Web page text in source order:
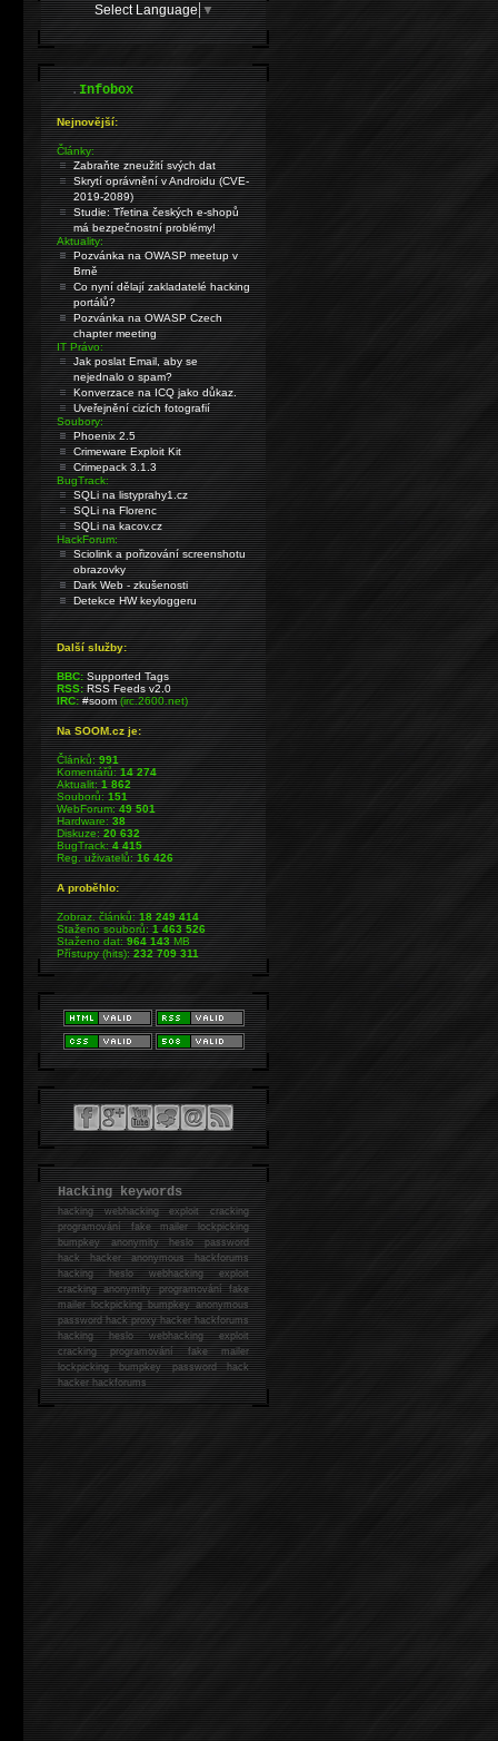
Select Language ▼
.Infobox
Nejnovější:
Články:
Zabraňte zneužití svých dat
Skrytí oprávnění v Androidu (CVE-
2019-2089)
Studie: Třetina českých e-shopů
má bezpečnostní problémy!
Aktuality:
Pozvánka na OWASP meetup v
Brně
Co nyní dělají zakladatelé hacking
portálů?
Pozvánka na OWASP Czech
chapter meeting
IT Právo:
Jak poslat Email, aby se
nejednalo o spam?
Konverzace na ICQ jako důkaz.
Uveřejnění cizích fotografií
Soubory:
Phoenix 2.5
Crimeware Exploit Kit
Crimepack 3.1.3
BugTrack:
SQLi na listyprahy1.cz
SQLi na Florenc
SQLi na kacov.cz
HackForum:
Sciolink a pořizování screenshotu
obrazovky
Dark Web - zkušenosti
Detekce HW keyloggeru
Další služby:
BBC: Supported Tags
RSS: RSS Feeds v2.0
IRC: #soom(irc.2600.net)
Na SOOM.cz je:
Článků:991
Komentářů:14 274
Aktualit:1 862
Souborů:151
WebForum:49 501
Hardware:38
Diskuze:20 632
BugTrack:4 415
Reg. uživatelů:16 426
A proběhlo:
Zobraz. článků:18 249 414
Staženo souborů:1 463 526
Staženo dat:964 143MB
Přístupy (hits):232 709 311
Hacking keywords
hackingwebhacking exploit cracking
programování fake mailer lockpicking
bumpkey anonymity heslo password
hackhacker anonymous hackforums
hackingheslo webhacking exploit
cracking anonymity programování fake
mailer lockpicking bumpkey anonymous
password hack proxy hacker hackforums
hacking heslo webhacking exploit
cracking programování fake mailer
lockpicking bumpkey password hack
hackerhackforums